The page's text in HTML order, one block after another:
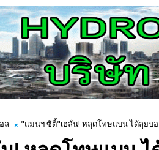
ล "แมนฯ ซิตี้"เฮลั่น! หลุดโทษแบน ได้ลุยบ